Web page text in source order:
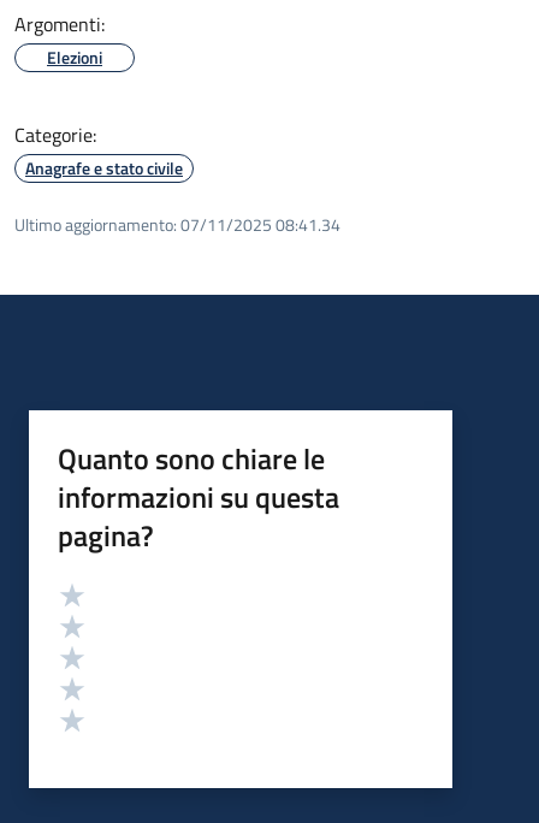
Argomenti:
Elezioni
Categorie:
Anagrafe e stato civile
Ultimo aggiornamento:07/11/2025 08:41.34
Quanto sono chiare le
informazioni su questa
pagina?
Valutazione